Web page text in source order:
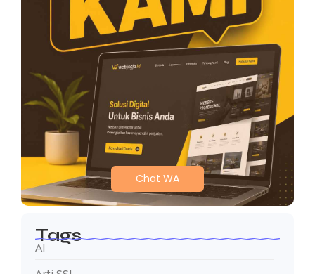
Chat WA
Tags
AI